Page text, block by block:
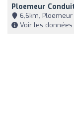
Ploemeur
6,6km, Ploemeur
Voir les